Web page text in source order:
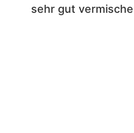
sehr gut